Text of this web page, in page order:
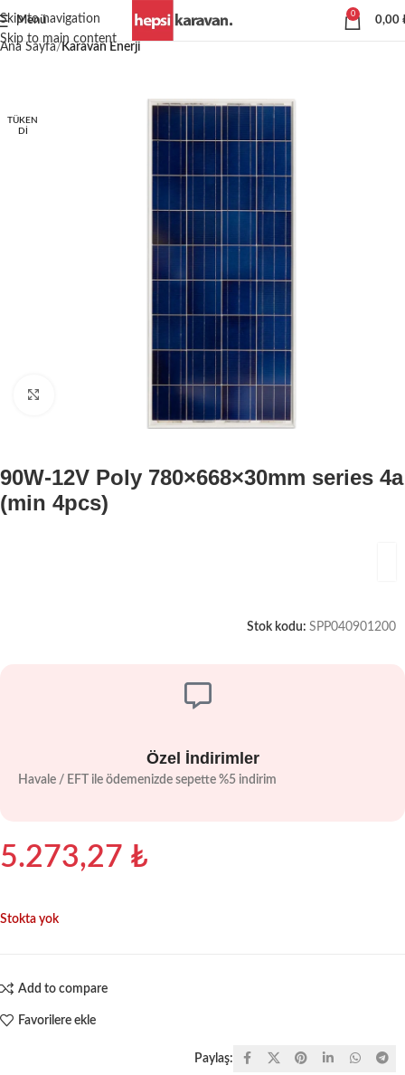
Skip to navigation
Skip to main content
Menü
0
0,00
Ana Sayfa Karavan Enerji
TÜKEN
DI
Büyütmek için tıklayın
90W-12V Poly 780×668×30mm series 4a
(min 4pcs)
Stok kodu: SPP040901200
Özel İndirimler
Havale / EFT ile ödemenizde sepette %5 indirim
5.273,27 ₺
Stokta yok
Add to compare
Favorilere ekle
Paylaş: